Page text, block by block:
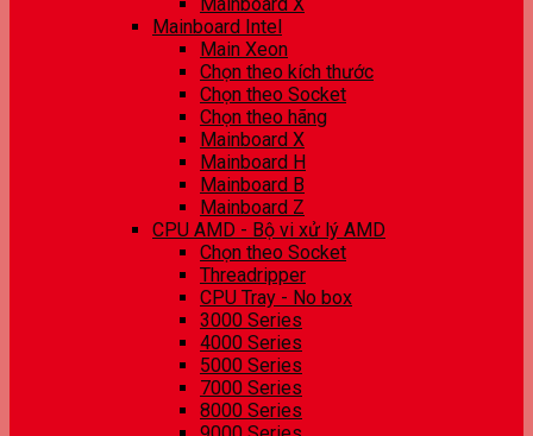
Mainboard Intel
Main Xeon
Chọn theo kích thước
Chọn theo Socket
Chọn theo hãng
Mainboard X
Mainboard H
Mainboard B
Mainboard Z
CPU AMD - Bộ vi xử lý AMD
Chọn theo Socket
Threadripper
CPU Tray - No box
3000 Series
4000 Series
5000 Series
7000 Series
8000 Series